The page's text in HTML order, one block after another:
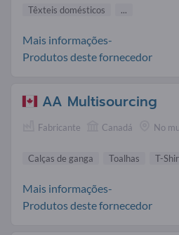
Têxteis domésticos
...
Mais informações-
Produtos deste fornecedor
AA Multisourcing
Fabricante Canadá No
Calças de ganga Toalhas T-
Mais informações-
Produtos deste fornecedor